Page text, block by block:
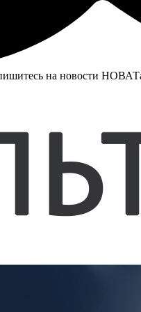
на новости